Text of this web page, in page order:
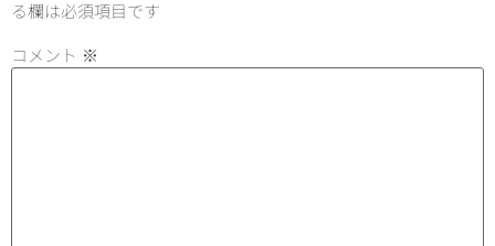
る欄は必須項目です
コメント ※